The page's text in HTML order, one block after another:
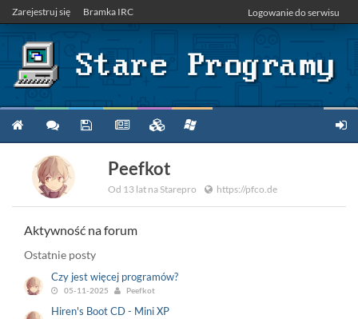
Zarejestruj się Bramka IRC Logowanie do serwisu
Peefkot
Od 13 lat na Starepro https://pfco.de
Aktywność na forum
Ostatnie posty
Czy jest więcej programów?
05-11-2025 Peefkot
Hiren's Boot CD - Mini XP